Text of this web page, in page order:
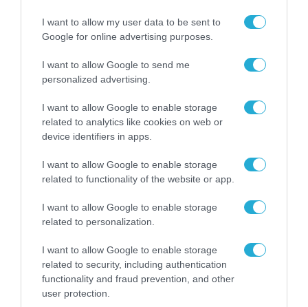
I want to allow my user data to be sent to
Google for online advertising purposes.
I want to allow Google to send me
personalized advertising.
I want to allow Google to enable storage
related to analytics like cookies on web or
device identifiers in apps.
I want to allow Google to enable storage
related to functionality of the website or app.
I want to allow Google to enable storage
related to personalization.
I want to allow Google to enable storage
related to security, including authentication
functionality and fraud prevention, and other
user protection.
ΡΟΗ ΕΙΔΗΣΕΩΝ
Το χρηματοδοτούμενο